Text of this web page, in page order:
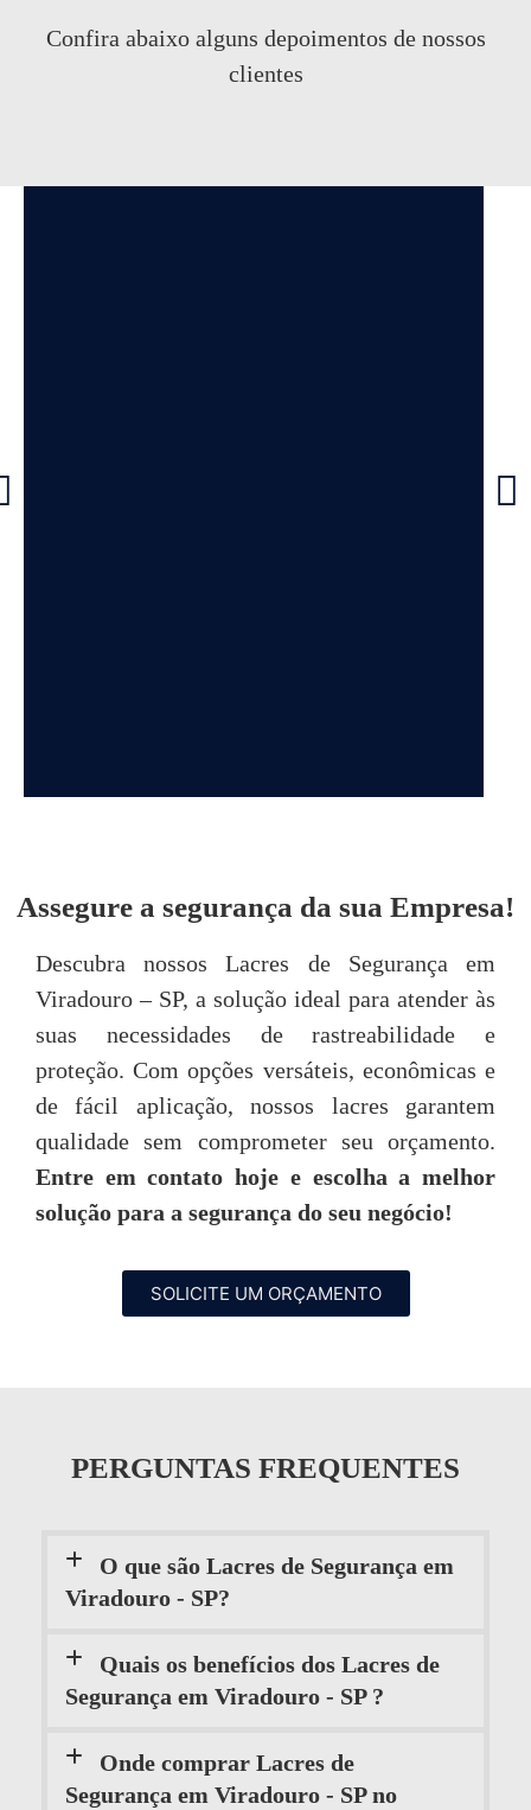
Confira abaixo alguns depoimentos de nossos
clientes
DEPOIMENTOS
simplesmente excepcional, desde o primeiro
contato até o pós-venda, neste quesito são
imbatíveis! Todos são muito prestativos e
Tarsis Tavares
Assegure a segurança da sua Empresa!
Descubra nossos Lacres de Segurança em
Viradouro – SP, a solução ideal para atender às
suas necessidades de rastreabilidade e
proteção. Com opções versáteis, econômicas e
de fácil aplicação, nossos lacres garantem
qualidade sem comprometer seu orçamento.
Entre em contato hoje e escolha a melhor
solução para a segurança do seu negócio!
SOLICITE UM ORÇAMENTO
PERGUNTAS FREQUENTES
O que são Lacres de Segurança em
Viradouro - SP?
Quais os benefícios dos Lacres de
Segurança em Viradouro - SP ?
Onde comprar Lacres de
Segurança em Viradouro - SP no